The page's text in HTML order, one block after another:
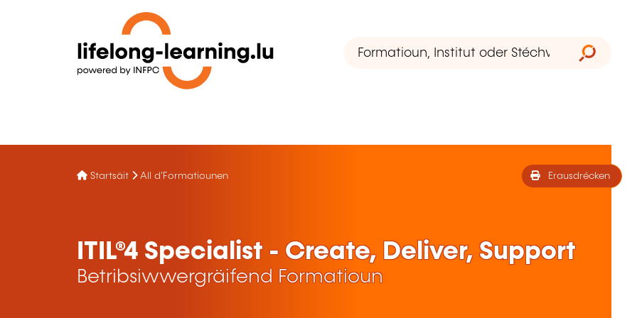
Startsäit All d'Formatiounen Erausdrécken
ITIL®4 Specialist - Create, Deliver, Support
Betribsiwwergräifend Formatioun